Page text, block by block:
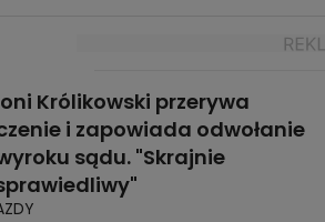
Królikowski przerywa
i zapowiada odwołanie
sądu. "Skrajnie